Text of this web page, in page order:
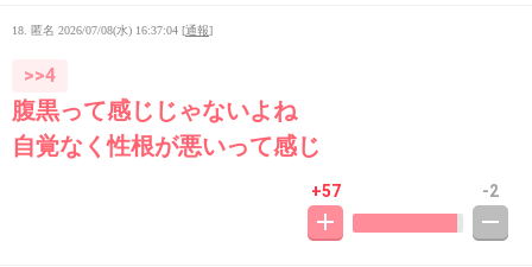
18. 匿名 2026/07/08(水) 16:37:04 [通報]
>>4
腹黒って感じじゃないよね
自覚なく性根が悪いって感じ
+57 -2